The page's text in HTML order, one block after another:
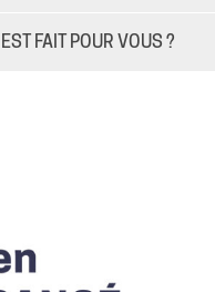
FAIT POUR VOUS ?